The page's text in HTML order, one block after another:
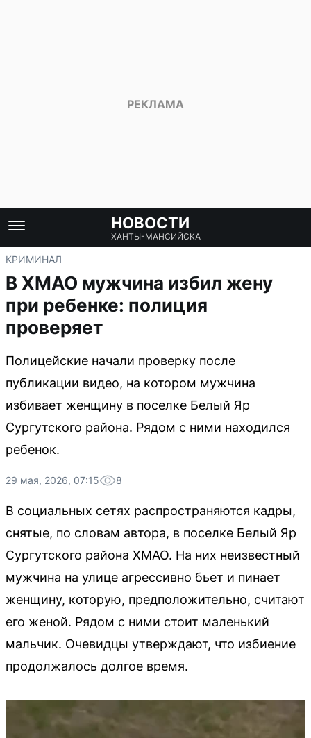
НОВОСТИ
ХАНТЫ-МАНСИЙСКА
КРИМИНАЛ
В ХМАО мужчина избил жену
при ребенке: полиция
проверяет
Полицейские начали проверку после
публикации видео, на котором мужчина
избивает женщину в поселке Белый Яр
Сургутского района. Рядом с ними находился
ребенок.
29 мая, 2026, 07:15 8
В социальных сетях распространяются кадры,
снятые, по словам автора, в поселке Белый Яр
Сургутского района ХМАО. На них неизвестный
мужчина на улице агрессивно бьет и пинает
женщину, которую, предположительно, считают
его женой. Рядом с ними стоит маленький
мальчик. Очевидцы утверждают, что избиение
продолжалось долгое время.